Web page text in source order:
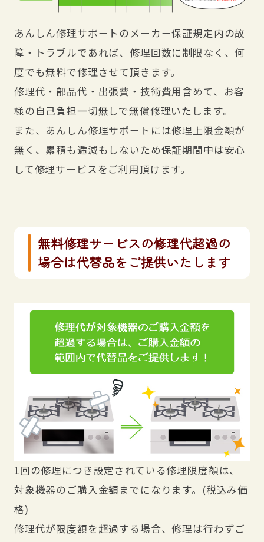
あんしん修理サポートのメーカー保証規定内の故
障・トラブルであれば、修理回数に制限なく、何
度でも無料で修理させて頂きます。
修理代・部品代・出張費・技術費用含めて、お客
様の自己負担一切無しで無償修理いたします。
また、あんしん修理サポートには修理上限金額が
無く、累積も逓減もしないため保証期間中は安心
して修理サービスをご利用頂けます。
無料修理サービスの修理代超過の
場合は代替品をご提供いたします
1回の修理につき設定されている修理限度額は、
対象機器のご購入金額までになります。(税込み価
格)
修理代が限度額を超過する場合、修理は行わずご